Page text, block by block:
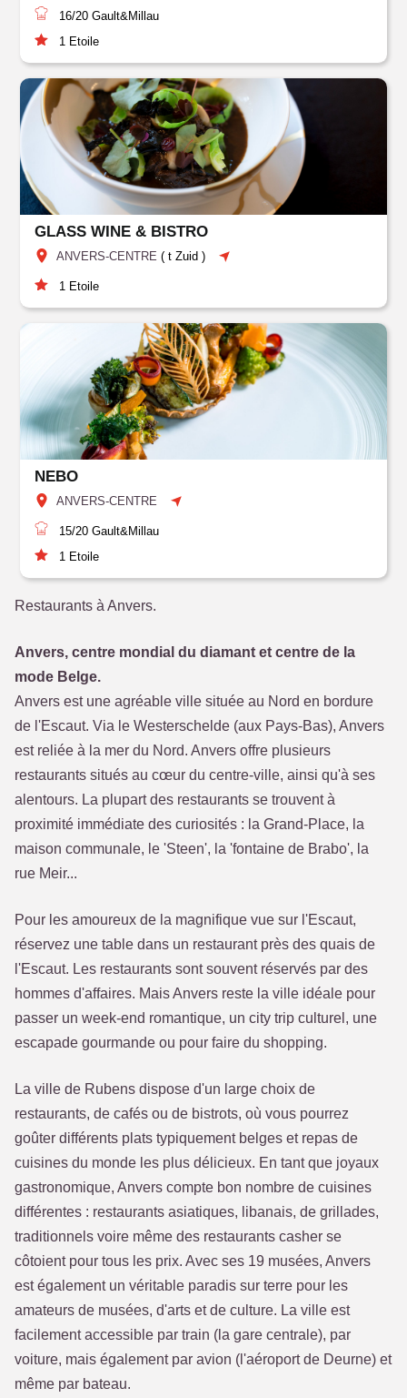
16/20 Gault&Millau
1 Etoile
GLASS WINE & BISTRO
ANVERS-CENTRE (t Zuid )
1 Etoile
NEBO
ANVERS-CENTRE
15/20 Gault&Millau
1 Etoile
Restaurants à Anvers.
Anvers, centre mondial du diamant et centre de la
mode Belge.
Anvers est une agréable ville située au Nord en bordure
de l'Escaut. Via le Westerschelde (aux Pays-Bas), Anvers
est reliée à la mer du Nord. Anvers offre plusieurs
restaurants situés au cœur du centre-ville, ainsi qu'à ses
alentours. La plupart des restaurants se trouvent à
proximité immédiate des curiosités : la Grand-Place, la
maison communale, le 'Steen', la 'fontaine de Brabo', la
rue Meir...
Pour les amoureux de la magnifique vue sur l'Escaut,
réservez une table dans un restaurant près des quais de
l'Escaut. Les restaurants sont souvent réservés par des
hommes d'affaires. Mais Anvers reste la ville idéale pour
passer un week-end romantique, un city trip culturel, une
escapade gourmande ou pour faire du shopping.
La ville de Rubens dispose d'un large choix de
restaurants, de cafés ou de bistrots, où vous pourrez
goûter différents plats typiquement belges et repas de
cuisines du monde les plus délicieux. En tant que joyaux
gastronomique, Anvers compte bon nombre de cuisines
différentes : restaurants asiatiques, libanais, de grillades,
traditionnels voire même des restaurants casher se
côtoient pour tous les prix. Avec ses 19 musées, Anvers
est également un véritable paradis sur terre pour les
amateurs de musées, d'arts et de culture. La ville est
facilement accessible par train (la gare centrale), par
voiture, mais également par avion (l'aéroport de Deurne) et
même par bateau.